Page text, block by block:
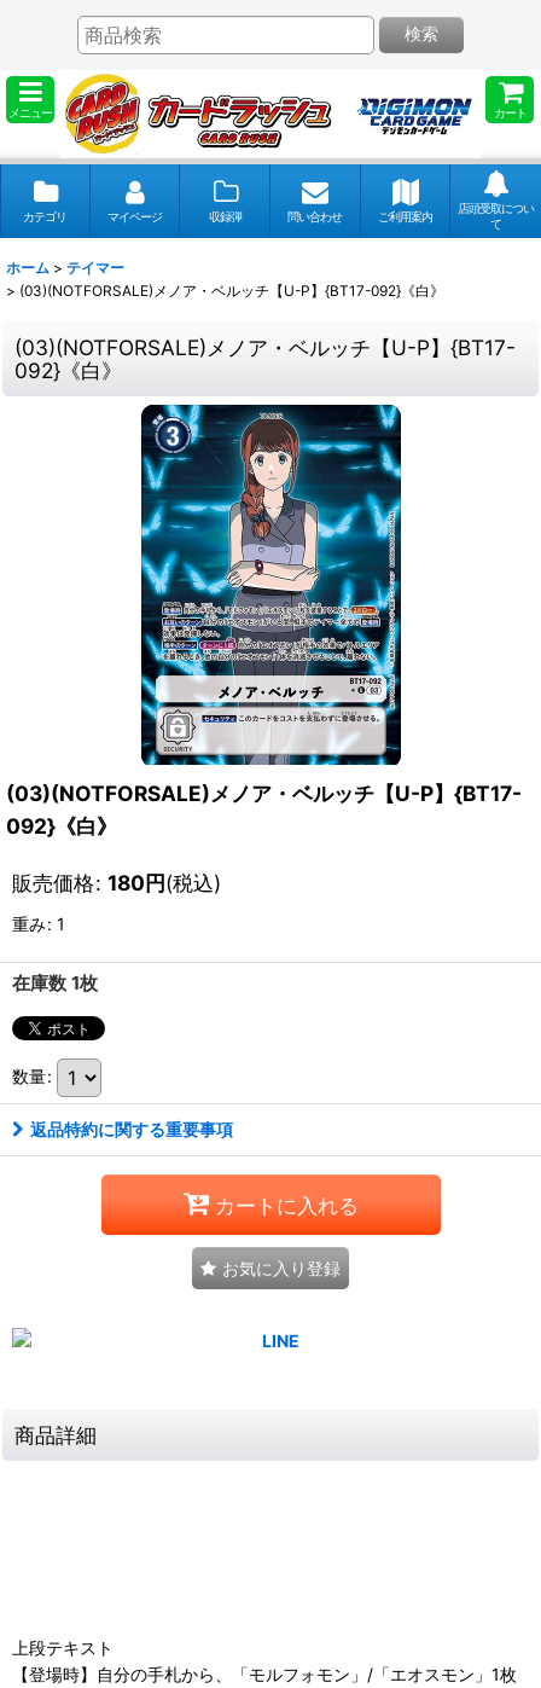
メニュー カート
検索
カテゴリ マイページ 収録弾 問い合わせ ご利用案内
店頭受取につい
て
ホーム > テイマー
> (03)(NOTFORSALE)メノア・ベルッチ【U-P】{BT17-092}《白》
(03)(NOTFORSALE)メノア・ベルッチ【U-P】{BT17-
092}《白》
(03)(NOTFORSALE)メノア・ベルッチ【U-P】{BT17-
092}《白》
販売価格: 180円(税込)
重み: 1
在庫数 1枚
数量:
返品特約に関する重要事項
カートに入れる
お気に入り登録
商品詳細
上段テキスト
【登場時】自分の手札から、「モルフォモン」/「エオスモン」1枚